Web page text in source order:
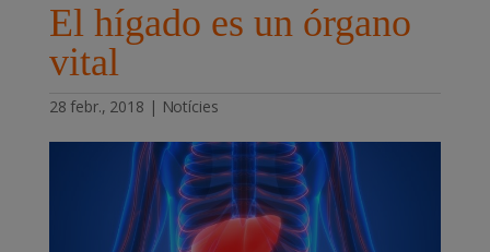
El hígado es un órgano
vital
28 febr., 2018 | Notícies